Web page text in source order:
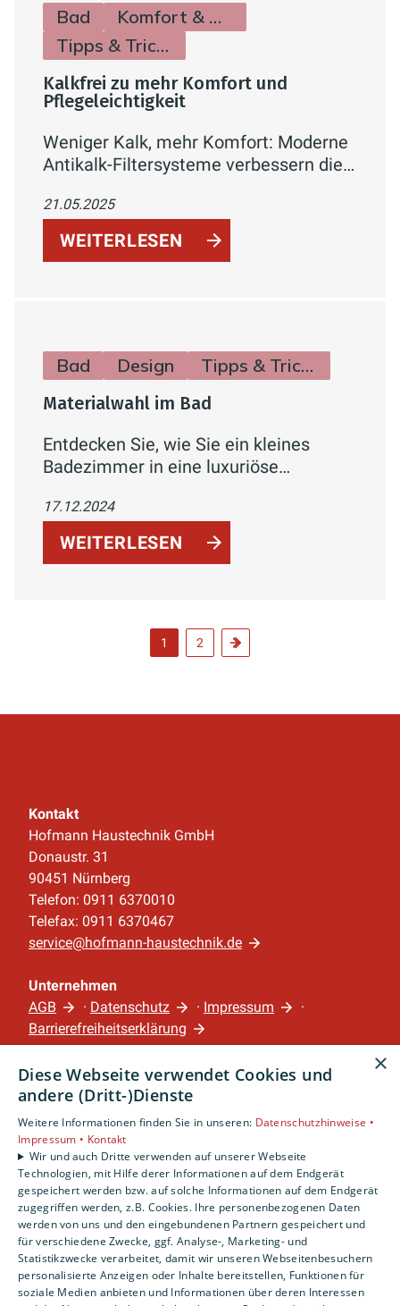
Bad
Komfort & Hygiene
Tipps & Tricks
Kalkfrei zu mehr Komfort und
Pflegeleichtigkeit
Weniger Kalk, mehr Komfort: Moderne
Antikalk-Filtersysteme verbessern die
reduzieren Kalkablagerungen und
erleichtern die Reinigung. Schützen Sie
Ihre Armaturen und Badflächen effektiv
21.05.2025
WEITERLESEN
Bad Design Tipps & Tricks
Materialwahl im Bad
Entdecken Sie, wie Sie ein kleines
Badezimmer in eine luxuriöse
optischen Tricks, platzsparenden
Möbeln, innovativen Technologien und
stilvollen Akzenten maximieren Sie den
Wohlfühlatmosphäre.
17.12.2024
WEITERLESEN
1 2
Kontakt
Hofmann Haustechnik GmbH
Donaustr. 31
90451 Nürnberg
Telefon: 0911 6370010
Telefax: 0911 6370467
service@hofmann-haustechnik.de
Unternehmen
AGB
· Datenschutz · Impressum
·
Barrierefreiheitserklärung
Leistungen
Privatkunden
Gewerbekunden
Karriere
Unternehmen
Standort
Nürnberg
×
Diese Webseite verwendet Cookies und
andere (Dritt-)Dienste
Weitere Informationen finden Sie in unseren: Datenschutzhinweise •
Impressum • Kontakt
Wir und auch Dritte verwenden auf unserer Webseite
Technologien, mit Hilfe derer Informationen auf dem Endgerät
gespeichert werden bzw. auf solche Informationen auf dem Endgerät
zugegriffen werden, z.B. Cookies. Ihre personenbezogenen Daten
werden von uns und den eingebundenen Partnern gespeichert und
für verschiedene Zwecke, ggf. Analyse-, Marketing- und
Statistikzwecke verarbeitet, damit wir unseren Webseitenbesuchern
personalisierte Anzeigen oder Inhalte bereitstellen, Funktionen für
soziale Medien anbieten und Informationen über deren Interessen